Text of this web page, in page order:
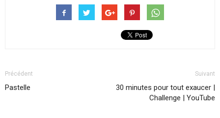
Précédent
Pastelle
Suivant
30 minutes pour tout exaucer |
Challenge | YouTube